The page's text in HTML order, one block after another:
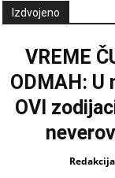
Izdvojeno
VREME
ODMAH: U
OVI
Redakcija